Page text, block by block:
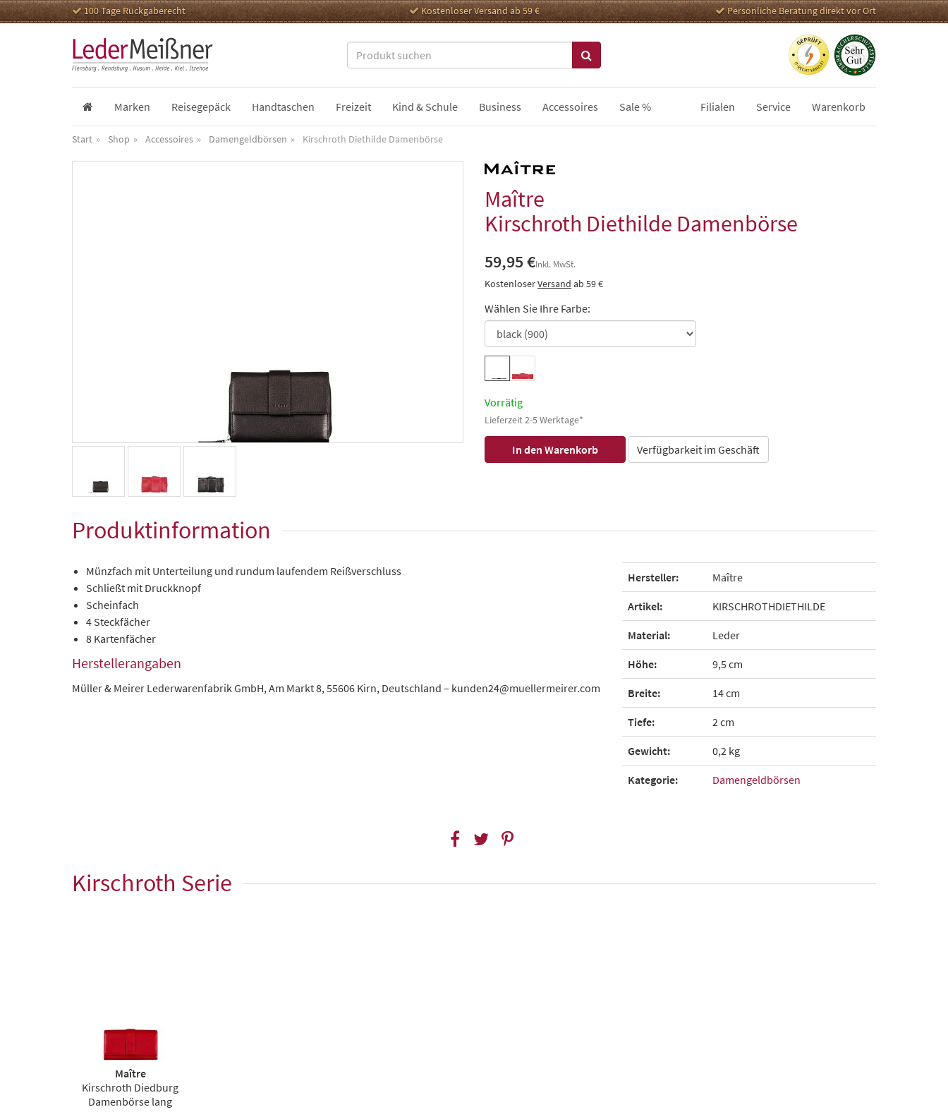
100 Tage Rückgaberecht Kostenloser Versand ab 59 € Persönliche Beratung direkt vor Ort
Marken Reisegepäck Handtaschen Freizeit Kind & Schule Business Accessoires Sale % Filialen Service Warenkorb
Start Shop Accessoires Damengeldbörsen Kirschroth Diethilde Damenbörse
Maître
Kirschroth Diethilde Damenbörse
59,95 €Inkl. MwSt.
KostenloserVersand ab 59 €
Wählen Sie Ihre Farbe:
Vorrätig
Lieferzeit 2-5 Werktage*
Verfügbarkeit im Geschäft
Produktinformation
Münzfach mit Unterteilung und rundum laufendem Reißverschluss
Schließt mit Druckknopf
Scheinfach
4 Steckfächer
8 Kartenfächer
Herstellerangaben
Müller & Meirer Lederwarenfabrik GmbH, Am Markt 8, 55606 Kirn, Deutschland – kunden24@muellermeirer.com
Hersteller: Maître
Artikel: KIRSCHROTHDIETHILDE
Material: Leder
Höhe: 9,5 cm
Breite: 14 cm
Tiefe: 2 cm
Gewicht: 0,2 kg
Kategorie: Damengeldbörsen
Kirschroth Serie
Maître
Kirschroth Diedburg
Damenbörse lang